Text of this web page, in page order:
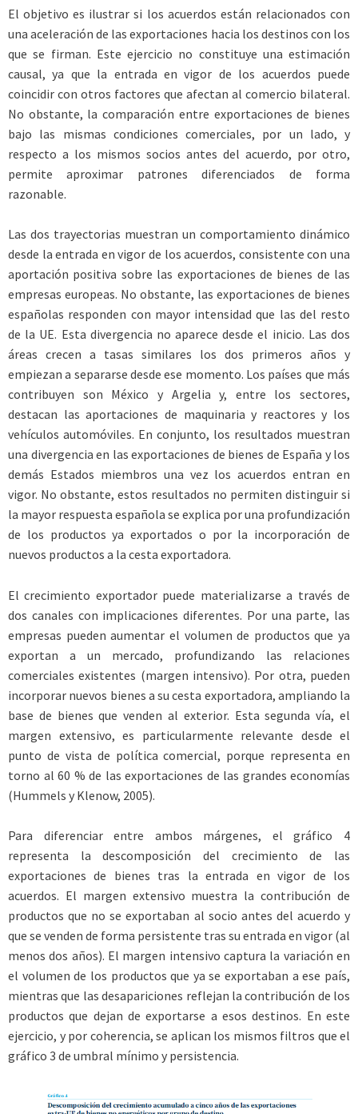
El objetivo es ilustrar si los acuerdos están relacionados con
una aceleración de las exportaciones hacia los destinos con los
que se firman. Este ejercicio no constituye una estimación
causal, ya que la entrada en vigor de los acuerdos puede
coincidir con otros factores que afectan al comercio bilateral.
No obstante, la comparación entre exportaciones de bienes
bajo las mismas condiciones comerciales, por un lado, y
respecto a los mismos socios antes del acuerdo, por otro,
permite aproximar patrones diferenciados de forma
razonable.
Las dos trayectorias muestran un comportamiento dinámico
desde la entrada en vigor de los acuerdos, consistente con una
aportación positiva sobre las exportaciones de bienes de las
empresas europeas. No obstante, las exportaciones de bienes
españolas responden con mayor intensidad que las del resto
de la UE. Esta divergencia no aparece desde el inicio. Las dos
áreas crecen a tasas similares los dos primeros años y
empiezan a separarse desde ese momento. Los países que más
contribuyen son México y Argelia y, entre los sectores,
destacan las aportaciones de maquinaria y reactores y los
vehículos automóviles. En conjunto, los resultados muestran
una divergencia en las exportaciones de bienes de España y los
demás Estados miembros una vez los acuerdos entran en
vigor. No obstante, estos resultados no permiten distinguir si
la mayor respuesta española se explica por una profundización
de los productos ya exportados o por la incorporación de
nuevos productos a la cesta exportadora.
El crecimiento exportador puede materializarse a través de
dos canales con implicaciones diferentes. Por una parte, las
empresas pueden aumentar el volumen de productos que ya
exportan a un mercado, profundizando las relaciones
comerciales existentes (margen intensivo). Por otra, pueden
incorporar nuevos bienes a su cesta exportadora, ampliando la
base de bienes que venden al exterior. Esta segunda vía, el
margen extensivo, es particularmente relevante desde el
punto de vista de política comercial, porque representa en
torno al 60 % de las exportaciones de las grandes economías
(Hummels y Klenow, 2005).
Para diferenciar entre ambos márgenes, el gráfico 4
representa la descomposición del crecimiento de las
exportaciones de bienes tras la entrada en vigor de los
acuerdos. El margen extensivo muestra la contribución de
productos que no se exportaban al socio antes del acuerdo y
que se venden de forma persistente tras su entrada en vigor (al
menos dos años). El margen intensivo captura la variación en
el volumen de los productos que ya se exportaban a ese país,
mientras que las desapariciones reflejan la contribución de los
productos que dejan de exportarse a esos destinos. En este
ejercicio, y por coherencia, se aplican los mismos filtros que el
gráfico 3 de umbral mínimo y persistencia.